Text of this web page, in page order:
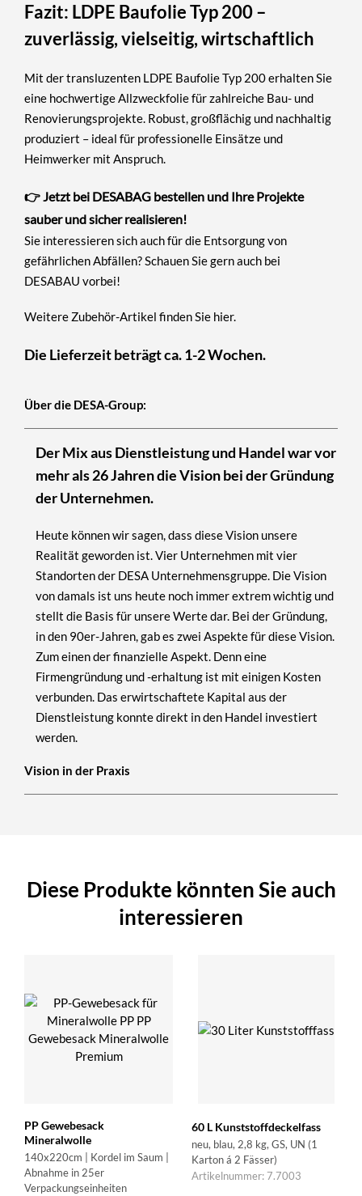
Fazit: LDPE Baufolie Typ 200 –
zuverlässig, vielseitig, wirtschaftlich
Mit dertransluzenten LDPE Baufolie Typ 200erhalten Sie
eine hochwertige Allzweckfolie für zahlreiche Bau- und
Renovierungsprojekte. Robust, großflächig und nachhaltig
produziert – ideal für professionelle Einsätze und
Heimwerker mit Anspruch.
👉 Jetzt bei DESABAG bestellen und Ihre Projekte
sauber und sicher realisieren!
Sie interessieren sich auch für die Entsorgung von
gefährlichen Abfällen? Schauen Sie gern auch bei
DESABAU vorbei!
Weitere Zubehör-Artikel finden Sie hier.
Die Lieferzeit beträgt ca. 1-2 Wochen.
Über die DESA-Group:
Der Mix aus Dienstleistung und Handel war vor
mehr als 26 Jahren die Vision bei der Gründung
der Unternehmen.
Heute können wir sagen, dass diese Vision unsere
Realität geworden ist. Vier Unternehmen mit vier
Standorten der DESA Unternehmensgruppe. Die Vision
von damals ist uns heute noch immer extrem wichtig und
stellt die Basis für unsere Werte dar. Bei der Gründung,
in den 90er-Jahren, gab es zwei Aspekte für diese Vision.
Zum einen der finanzielle Aspekt. Denn eine
Firmengründung und -erhaltung ist mit einigen Kosten
verbunden. Das erwirtschaftete Kapital aus der
Dienstleistung konnte direkt in den Handel investiert
werden.
Vision in der Praxis
Diese Produkte könnten Sie auch
interessieren
PP Gewebesack
Mineralwolle
140x220cm | Kordel im Saum |
Abnahme in 25er
Verpackungseinheiten
60 L Kunststoffdeckelfass
neu, blau, 2,8 kg, GS, UN (1
Karton á 2 Fässer)
Artikelnummer: 7.7003